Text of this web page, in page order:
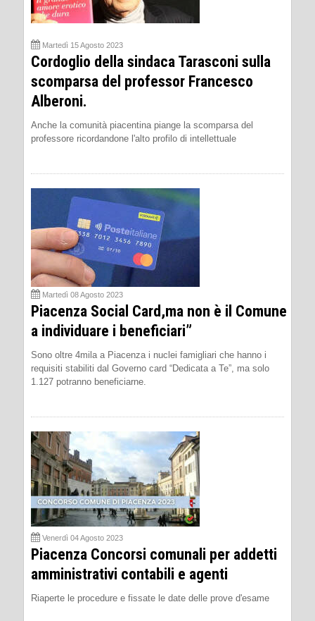
Martedì 15 Agosto 2023
Cordoglio della sindaca Tarasconi sulla
scomparsa del professor Francesco
Alberoni.
Anche la comunità piacentina piange la scomparsa del
professore ricordandone l'alto profilo di intellettuale
Martedì 08 Agosto 2023
Piacenza Social Card,ma non è il Comune
a individuare i beneficiari”
Sono oltre 4mila a Piacenza i nuclei famigliari che hanno i
requisiti stabiliti dal Governo card “Dedicata a Te”, ma solo
1.127 potranno beneficiarne.
Venerdì 04 Agosto 2023
Piacenza Concorsi comunali per addetti
amministrativi contabili e agenti
Riaperte le procedure e fissate le date delle prove d'esame